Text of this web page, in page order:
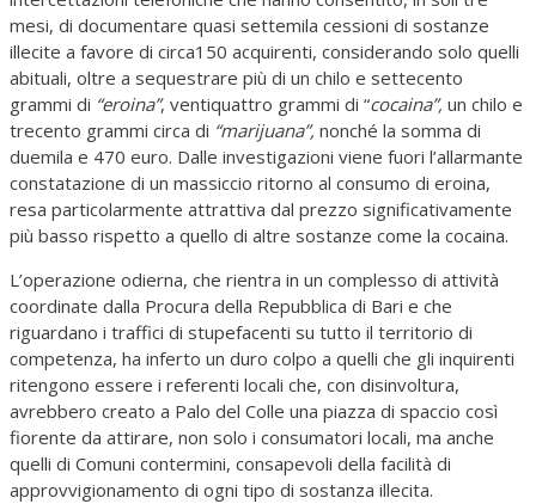
mesi, di documentare quasi settemila cessioni di sostanze
illecite a favore di circa150 acquirenti, considerando solo quelli
abituali, oltre a sequestrare più di un chilo e settecento
grammi di “eroina”, ventiquattro grammi di “cocaina”, un chilo e
trecento grammi circa di “marijuana”, nonché la somma di
duemila e 470 euro. Dalle investigazioni viene fuori l’allarmante
constatazione di un massiccio ritorno al consumo di eroina,
resa particolarmente attrattiva dal prezzo significativamente
più basso rispetto a quello di altre sostanze come la cocaina.
L’operazione odierna, che rientra in un complesso di attività
coordinate dalla Procura della Repubblica di Bari e che
riguardano i traffici di stupefacenti su tutto il territorio di
competenza, ha inferto un duro colpo a quelli che gli inquirenti
ritengono essere i referenti locali che, con disinvoltura,
avrebbero creato a Palo del Colle una piazza di spaccio così
fiorente da attirare, non solo i consumatori locali, ma anche
quelli di Comuni contermini, consapevoli della facilità di
approvvigionamento di ogni tipo di sostanza illecita.